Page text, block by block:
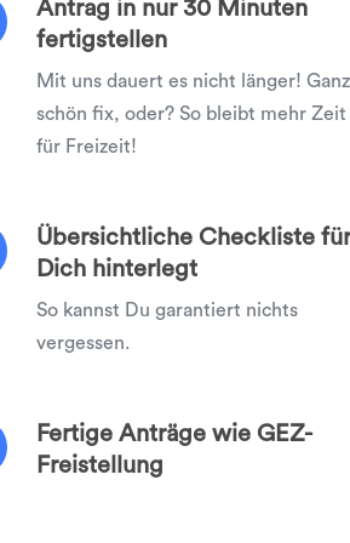
Antrag in nur 30 Minuten
fertigstellen
Mit uns dauert es nicht länger! Ganz
schön fix, oder? So bleibt mehr Zeit
für Freizeit!
Übersichtliche Checkliste für
Dich hinterlegt
So kannst Du garantiert nichts
vergessen.
Fertige Anträge wie GEZ-
Freistellung